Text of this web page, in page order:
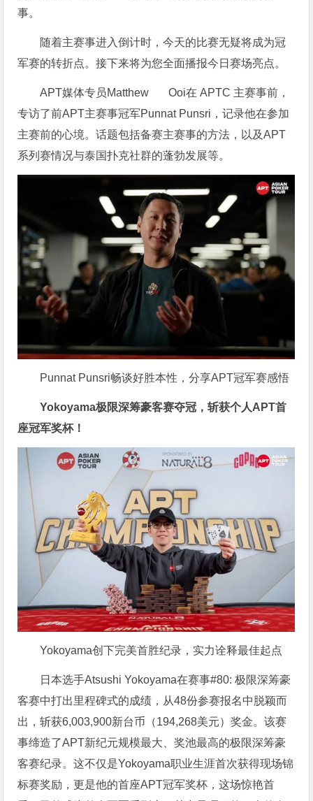
事。
随着主赛事进入倒计时，今天的比赛无疑将成为冠
军赛的转折点。接下来将为您全面播报今日赛场亮点。
APT媒体专员Matthew Ooi在 APTC 主赛事前，
专访了前APT主赛事冠军Punnat Punsri，记录他在参加
主赛前的心境。话题包括备赛主赛事的方法，以及APT
系列赛情况与泰国扑克社群的蓬勃发展等。
Punnat Punsri畅谈好胜本性，分享APT冠军赛感悟
Yokoyama极限深筹豪客赛夺冠，斩获个人APT首
座冠军奖杯！
Yokoyama创下完美首胜纪录，实力诠释最佳起点
日本选手Atsushi Yokoyama在赛事#80: 极限深筹豪
客赛中打出里程碑式的成绩，从48份参赛报名中脱颖而
出，斩获6,003,900新台币（194,268美元）奖金。该赛
事缔造了APT新纪元规模最大、奖池最高的极限深筹豪
客赛纪录。这不仅是Yokoyama职业生涯首次获得现场锦
标赛奖励，更是他的首座APT冠军奖杯，这场惊艳首